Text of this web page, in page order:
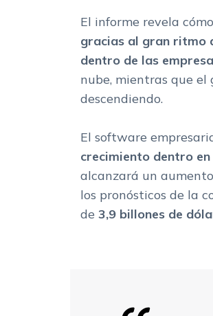
El informe revela cómo
gracias al gran ritmo
dentro de las
nube, mientras que el
descendiendo.
El software
crecimiento dentro
alcanzará un
los pronósticos de la
de 3,9 billones de